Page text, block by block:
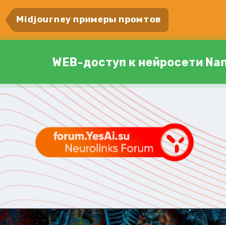
Midjourney примеры промтов
WEB-доступ к нейросети